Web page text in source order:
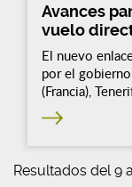
Avances
vuelo
El nuevo
por el gobierno
(Francia),
Resultados del 9